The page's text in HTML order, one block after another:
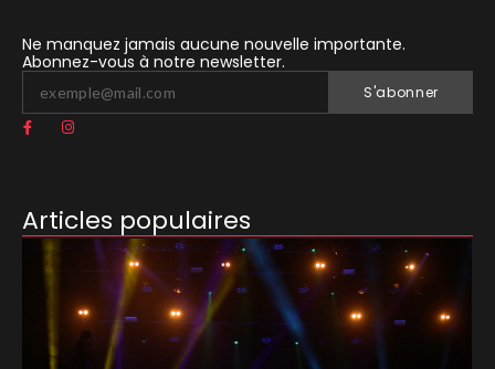
Ne manquez jamais aucune nouvelle importante.
Abonnez-vous à notre newsletter.
S'abonner
Articles populaires